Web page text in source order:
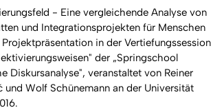
- Eine vergleichende Analyse von
und Integrationsprojekten für Menschen
in der Vertiefungssession
der „Springschool
Diskursanalyse", veranstaltet von Reiner
und Wolf Schünemann an der Universität